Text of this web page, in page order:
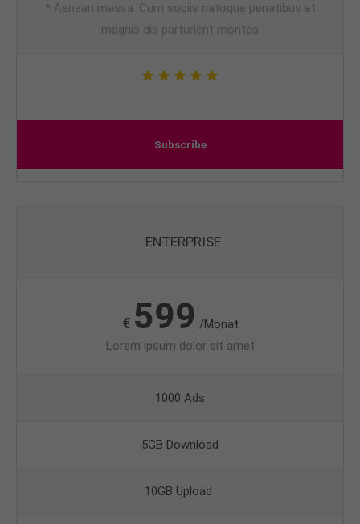
* Aenean massa. Cum sociis natoque penatibus et
magnis dis parturient montes
Subscribe
ENTERPRISE
€ 599 /Monat
Lorem ipsum dolor sit amet
1000 Ads
5GB Download
10GB Upload